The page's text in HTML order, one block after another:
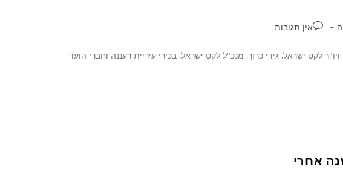
אין תגובות
לקט ישראל, גידי כרוך, מנכ"ל לקט ישראל, בכירי עיריית רעננה וחברי הועד